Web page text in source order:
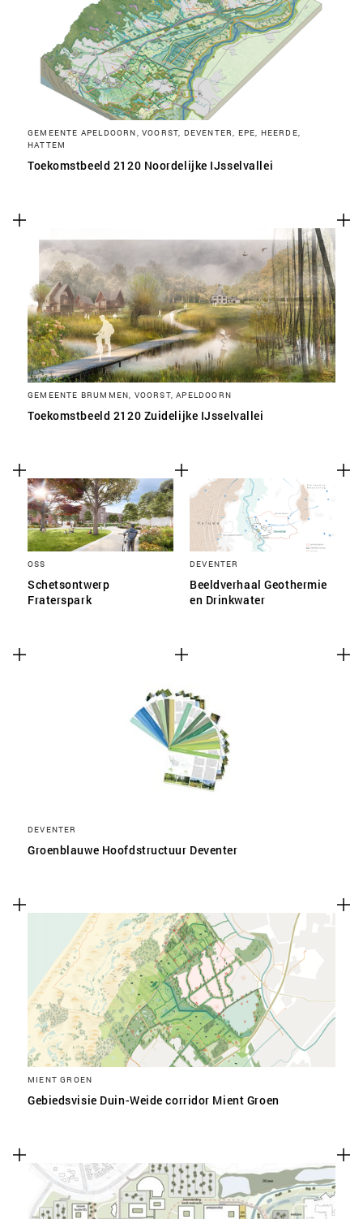
GEMEENTE APELDOORN, VOORST, DEVENTER, EPE, HEERDE,
HATTEM
Toekomstbeeld 2120 Noordelijke IJsselvallei
GEMEENTE BRUMMEN, VOORST, APELDOORN
Toekomstbeeld 2120 Zuidelijke IJsselvallei
OSS
Schetsontwerp
Fraterspark
DEVENTER
Beeldverhaal Geothermie
en Drinkwater
DEVENTER
Groenblauwe Hoofdstructuur Deventer
MIENT GROEN
Gebiedsvisie Duin-Weide corridor Mient Groen
SLA VOORKEUREN OP